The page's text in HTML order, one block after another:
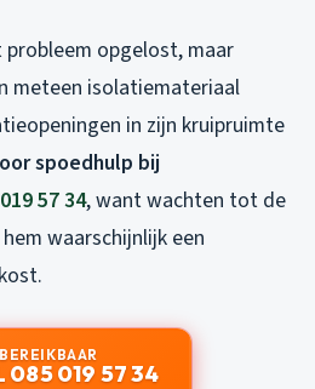
opgelost, maar
meteen isolatiemateriaal
in zijn kruipruimte
spoedhulp bij
57 34, want wachten tot de
waarschijnlijk een
085 019 57 34